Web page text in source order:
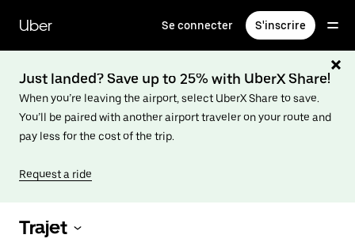
contenu
principal
Uber Se connecter S'inscrire
Just landed? Save up to 25% with UberX Share!
When you’re leaving the airport, select UberX Share to save.
You’ll be paired with another airport traveler on your route and
pay less for the cost of the trip.
Request a ride
Trajet